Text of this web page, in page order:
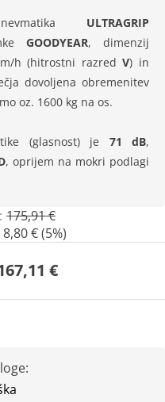
ULTRAGRIP
GOODYEAR, dimenzij
h (hitrostni razredV) in
dovoljena obremenitev
oz. 1600 kg na os.
(glasnost) je 71 dB,
, oprijem na mokri podlagi
175,91 €
8,80 € (5%)
€